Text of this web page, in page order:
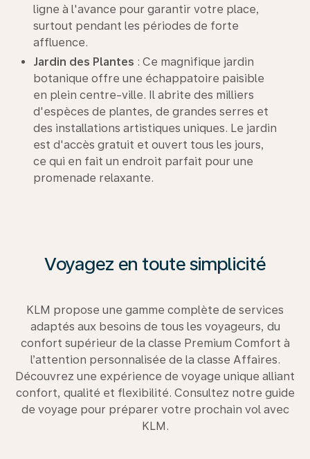
ligne à l'avance pour garantir votre place,
surtout pendant les périodes de forte
affluence.
Jardin des Plantes : Ce magnifique jardin
botanique offre une échappatoire paisible
en plein centre-ville. Il abrite des milliers
d'espèces de plantes, de grandes serres et
des installations artistiques uniques. Le jardin
est d'accès gratuit et ouvert tous les jours,
ce qui en fait un endroit parfait pour une
promenade relaxante.
Voyagez en toute simplicité
KLM propose une gamme complète de services
adaptés aux besoins de tous les voyageurs, du
confort supérieur de la classe Premium Comfort à
l’attention personnalisée de la classe Affaires.
Découvrez une expérience de voyage unique alliant
confort, qualité et flexibilité. Consultez notre guide
de voyage pour préparer votre prochain vol avec
KLM.